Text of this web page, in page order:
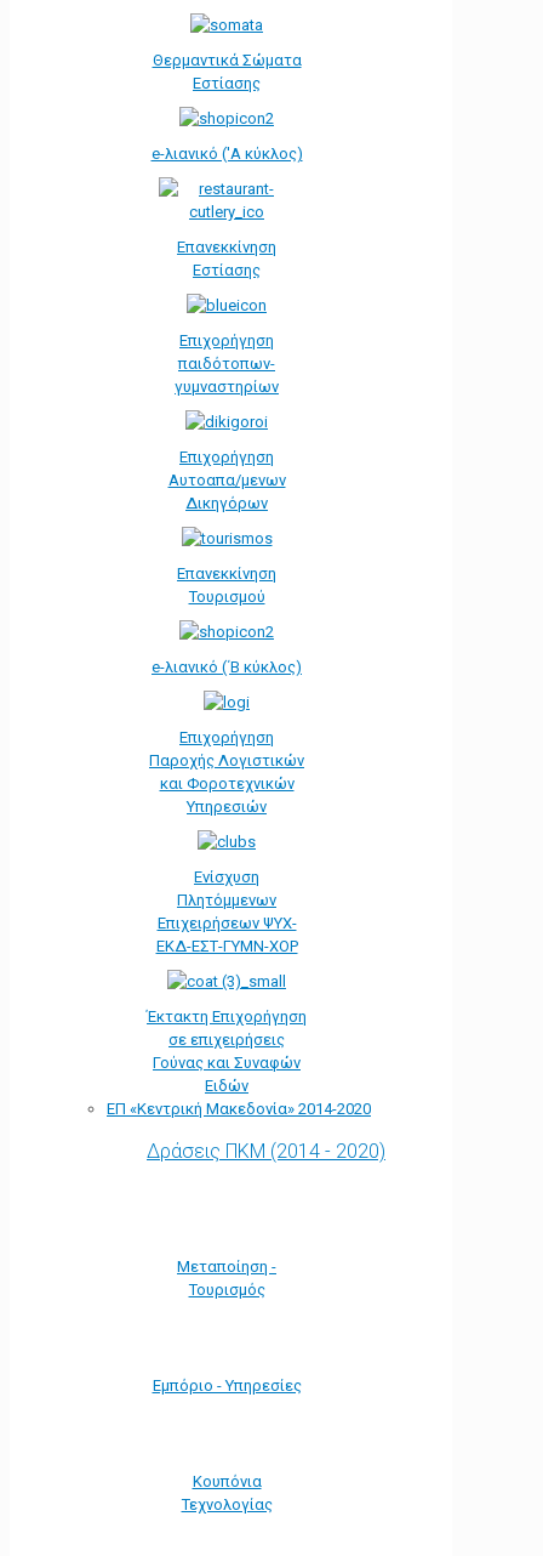
Θερμαντικά Σώματα
Εστίασης
e-λιανικό ('Α κύκλος)
Επανεκκίνηση
Εστίασης
Επιχορήγηση
παιδότοπων-
γυμναστηρίων
Επιχορήγηση
Αυτοαπα/μενων
Δικηγόρων
Επανεκκίνηση
Τουρισμού
e-λιανικό (΄Β κύκλος)
Επιχορήγηση
Παροχής Λογιστικών
και Φοροτεχνικών
Υπηρεσιών
Ενίσχυση
Πλητόμμενων
Επιχειρήσεων ΨΥΧ-
ΕΚΔ-ΕΣΤ-ΓΥΜΝ-ΧΟΡ
Έκτακτη Επιχορήγηση
σε επιχειρήσεις
Γούνας και Συναφών
Ειδών
ΕΠ «Kεντρική Μακεδονία» 2014-2020
Δράσεις ΠΚΜ (2014 - 2020)
Μεταποίηση -
Τουρισμός
Εμπόριο - Υπηρεσίες
Κουπόνια
Τεχνολογίας